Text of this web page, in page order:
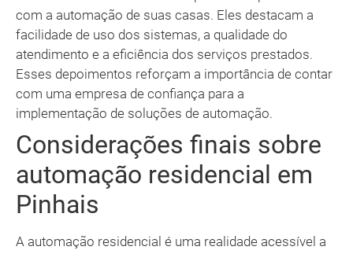
com a automação de suas casas. Eles destacam a
facilidade de uso dos sistemas, a qualidade do
atendimento e a eficiência dos serviços prestados.
Esses depoimentos reforçam a importância de contar
com uma empresa de confiança para a
implementação de soluções de automação.
Considerações finais sobre
automação residencial em
Pinhais
A automação residencial é uma realidade acessível a